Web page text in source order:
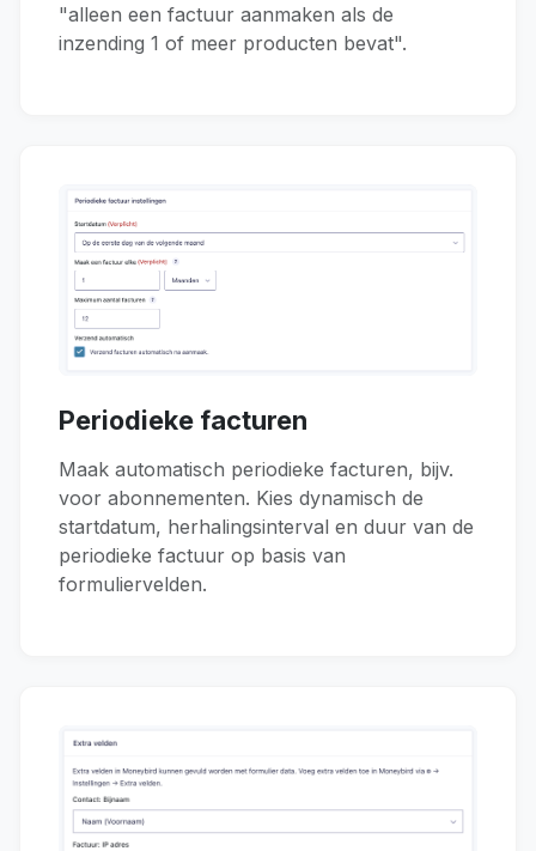
"alleen een factuur aanmaken als de
inzending 1 of meer producten bevat".
Periodieke facturen
Maak automatisch periodieke facturen, bijv.
voor abonnementen. Kies dynamisch de
startdatum, herhalingsinterval en duur van de
periodieke factuur op basis van
formuliervelden.